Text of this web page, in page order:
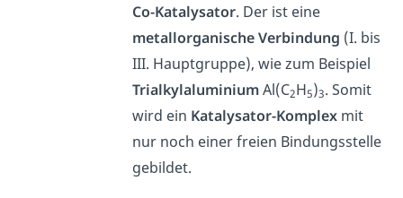
Co-Katalysator. Der ist eine
metallorganischeVerbindung (I. bis
III. Hauptgruppe), wie zum Beispiel
TrialkylaluminiumAl(C2H5)3. Somit
wird ein Katalysator-Komplex mit
nur noch einer freien Bindungsstelle
gebildet.